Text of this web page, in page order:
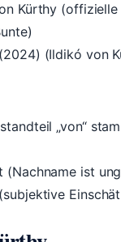
Kürthy (offizielle
(Ildikó von
„von“
(Nachname ist